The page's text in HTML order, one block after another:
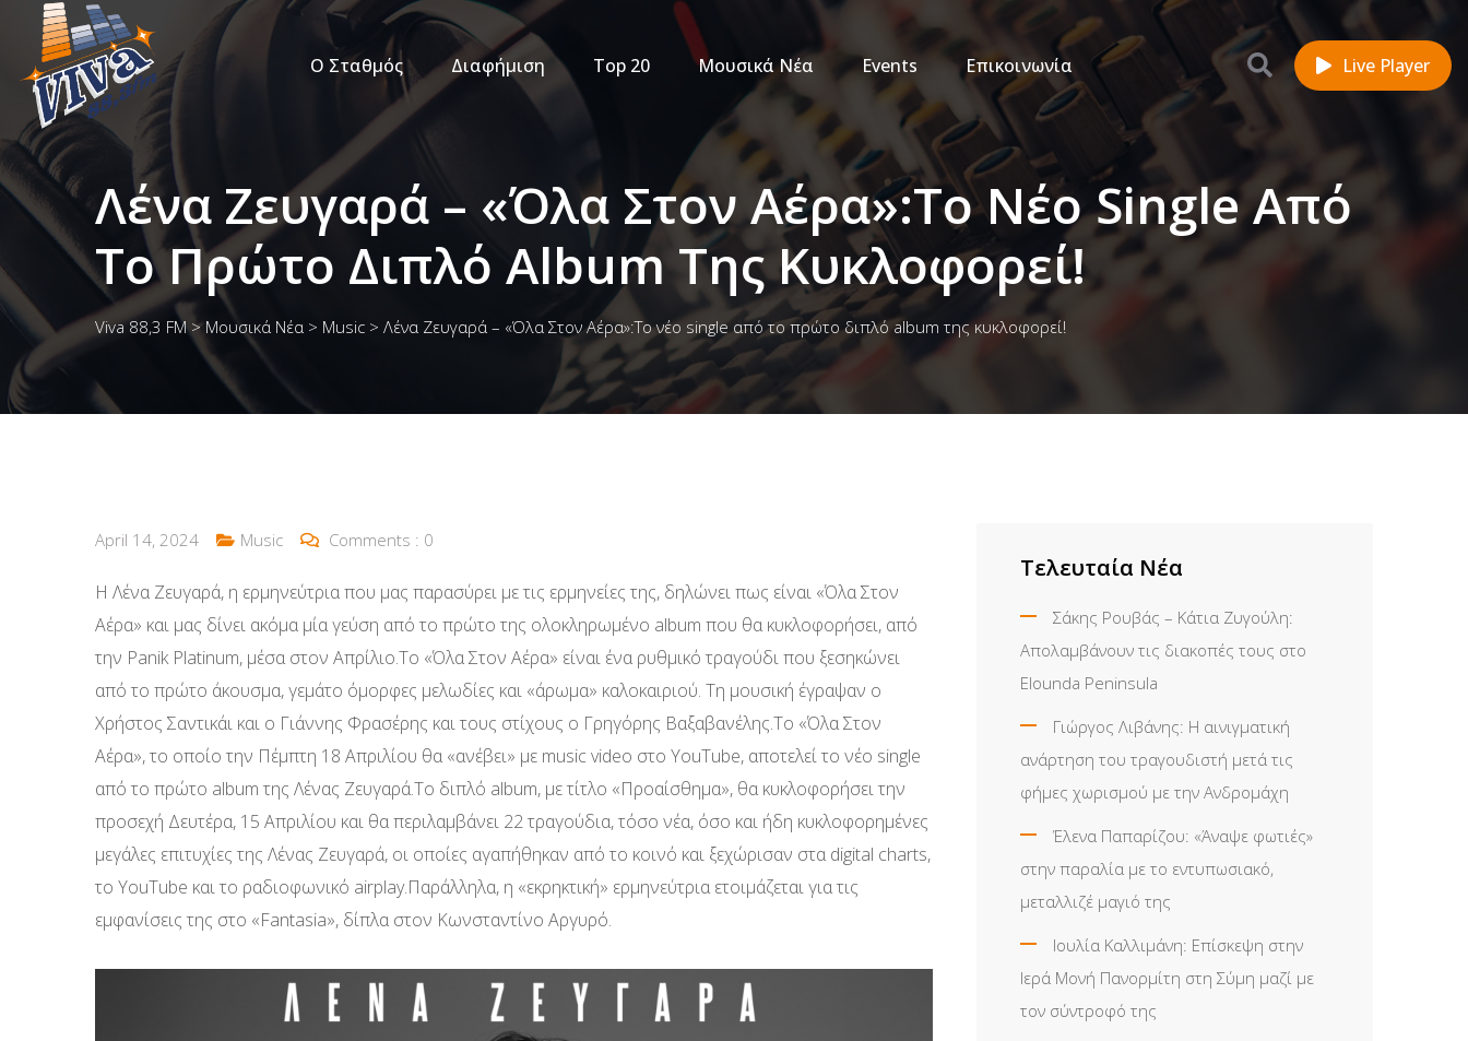
Ο Σταθμός Διαφήμιση Top 20 Μουσικά Νέα Events Επικοινωνία Live Player
Λένα Ζευγαρά – «Όλα Στον Αέρα»:Το Νέο Single Από
Το Πρώτο Διπλό Album Της Κυκλοφορεί!
Viva 88,3 FM> Μουσικά Νέα > Music > Λένα Ζευγαρά – «Όλα Στον Αέρα»:Το νέο single από το πρώτο διπλό album της κυκλοφορεί!
April 14, 2024 Music Comments : 0
Η Λένα Ζευγαρά, η ερμηνεύτρια που μας παρασύρει με τις ερμηνείες της, δηλώνει πως είναι «Όλα Στον
Αέρα» και μας δίνει ακόμα μία γεύση από το πρώτο της ολοκληρωμένο album που θα κυκλοφορήσει, από
την Panik Platinum, μέσα στον Απρίλιο.Το «Όλα Στον Αέρα» είναι ένα ρυθμικό τραγούδι που ξεσηκώνει
από το πρώτο άκουσμα, γεμάτο όμορφες μελωδίες και «άρωμα» καλοκαιριού. Τη μουσική έγραψαν ο
Χρήστος Σαντικάι και ο Γιάννης Φρασέρης και τους στίχους ο Γρηγόρης Βαξαβανέλης.Το «Όλα Στον
Αέρα», το οποίο την Πέμπτη 18 Απριλίου θα «ανέβει» με music video στο YouTube, αποτελεί το νέο single
από το πρώτο album της Λένας Ζευγαρά.Το διπλό album, με τίτλο «Προαίσθημα», θα κυκλοφορήσει την
προσεχή Δευτέρα, 15 Απριλίου και θα περιλαμβάνει 22 τραγούδια, τόσο νέα, όσο και ήδη κυκλοφορημένες
μεγάλες επιτυχίες της Λένας Ζευγαρά, οι οποίες αγαπήθηκαν από το κοινό και ξεχώρισαν στα digital charts,
το YouTube και το ραδιοφωνικό airplay.Παράλληλα, η «εκρηκτική» ερμηνεύτρια ετοιμάζεται για τις
εμφανίσεις της στο «Fantasia», δίπλα στον Κωνσταντίνο Αργυρό.
Τελευταία Νέα
Σάκης Ρουβάς – Κάτια Ζυγούλη:
Απολαμβάνουν τις διακοπές τους στο
Elounda Peninsula
Γιώργος Λιβάνης: Η αινιγματική
ανάρτηση του τραγουδιστή μετά τις
φήμες χωρισμού με την Ανδρομάχη
Έλενα Παπαρίζου: «Άναψε φωτιές»
στην παραλία με το εντυπωσιακό,
μεταλλιζέ μαγιό της
Ιουλία Καλλιμάνη: Επίσκεψη στην
Ιερά Μονή Πανορμίτη στη Σύμη μαζί με
τον σύντροφό της